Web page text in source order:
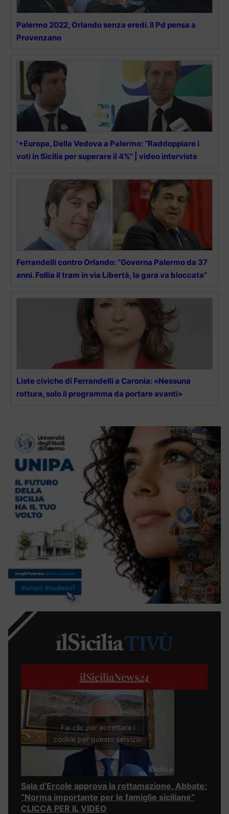
Palermo 2022, Orlando senza eredi. Il Pd pensa a
Provenzano
‘+Europa, Della Vedova a Palermo: “Raddoppiare i
voti in Sicilia per superare il 4%” | video interviste
Ferrandelli contro Orlando: “Governa Palermo da 37
anni. Follia il tram in via Libertà, la gara va bloccata”
Liste civiche di Ferrandelli a Caronia: «Nessuna
rottura, solo il programma da portare avanti»
ilSiciliaNews24
Fai clic per accettare i
cookie per questo servizio
Sala d’Ercole approva la rottamazione, Abbate:
“Norma importante per le famiglie siciliane”
CLICCA PER IL VIDEO